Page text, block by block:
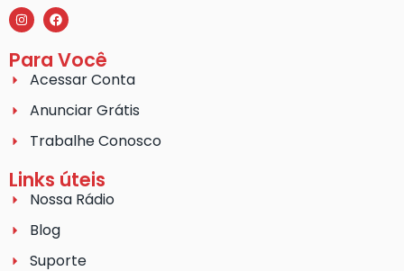
Para Você
Acessar Conta
Anunciar Grátis
Trabalhe Conosco
Links úteis
Nossa Rádio
Blog
Suporte